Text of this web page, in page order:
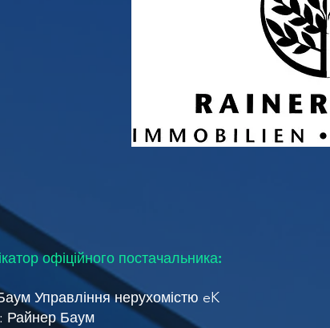
офіційного постачальника:
Управління нерухомістю eK
Райнер Баум